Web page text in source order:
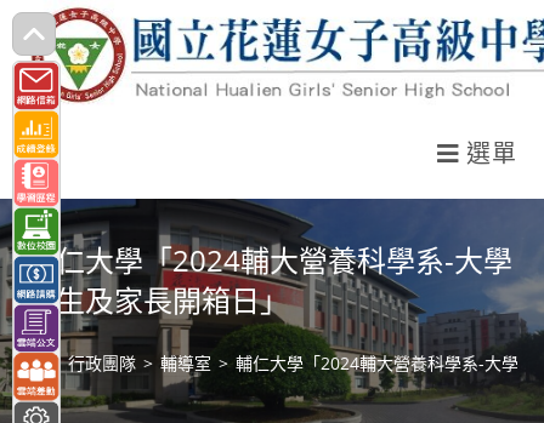
跳
轉
至
主
要
內
容
選單
輔仁大學「2024輔大營養科學系-大學
新生及家長開箱日」
> 行政團隊 > 輔導室 > 輔仁大學「2024輔大營養科學系-大學新